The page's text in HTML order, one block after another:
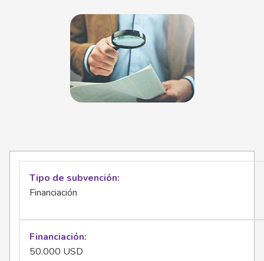
Tipo de subvención
Financiación
Financiación
50.000 USD